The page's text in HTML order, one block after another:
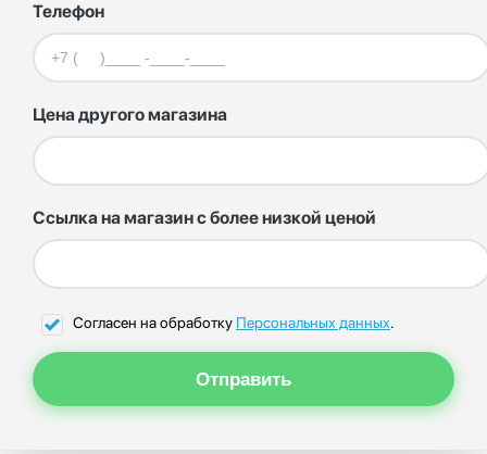
Телефон
Цена другого магазина
Ссылка на магазин с более низкой ценой
Согласен на обработку Персональных данных.
Отправить